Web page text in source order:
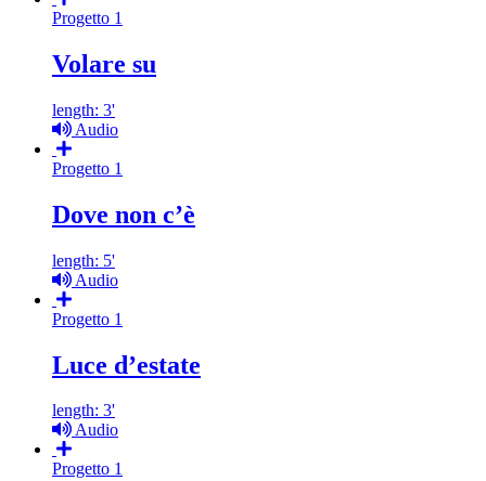
Progetto 1
Volare su
length: 3'
Audio
Progetto 1
Dove non c’è
length: 5'
Audio
Progetto 1
Luce d’estate
length: 3'
Audio
Progetto 1